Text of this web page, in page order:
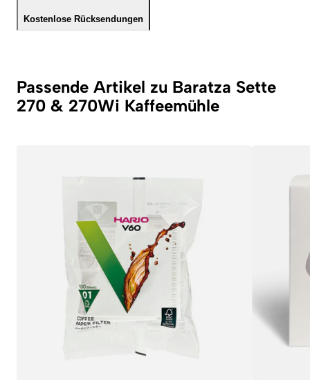
Kostenlose Rücksendungen
Passende Artikel zu Baratza Sette
270 & 270Wi Kaffeemühle